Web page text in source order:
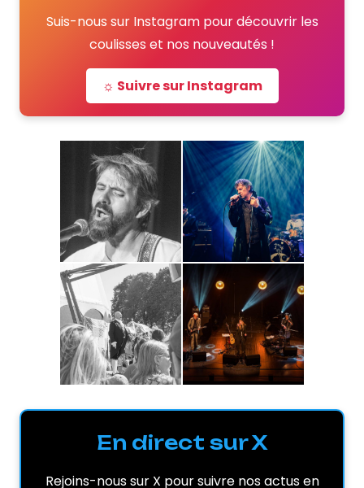
Suis-nous sur Instagram pour découvrir les
coulisses et nos nouveautés !
☼ Suivre sur Instagram
En direct sur X
Rejoins-nous sur X pour suivre nos actus en